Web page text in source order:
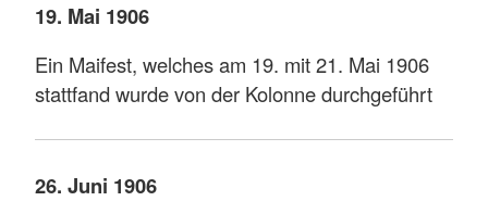
19. Mai 1906
Ein Maifest, welches am 19. mit 21. Mai 1906
stattfand wurde von der Kolonne durchgeführt
26. Juni 1906